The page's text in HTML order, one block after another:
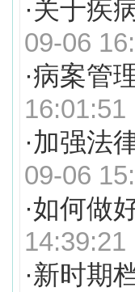
·关于疾
09-06
·病案管
16:01:51
·加强法
09-06
·如何做
14:39:21
·新时期